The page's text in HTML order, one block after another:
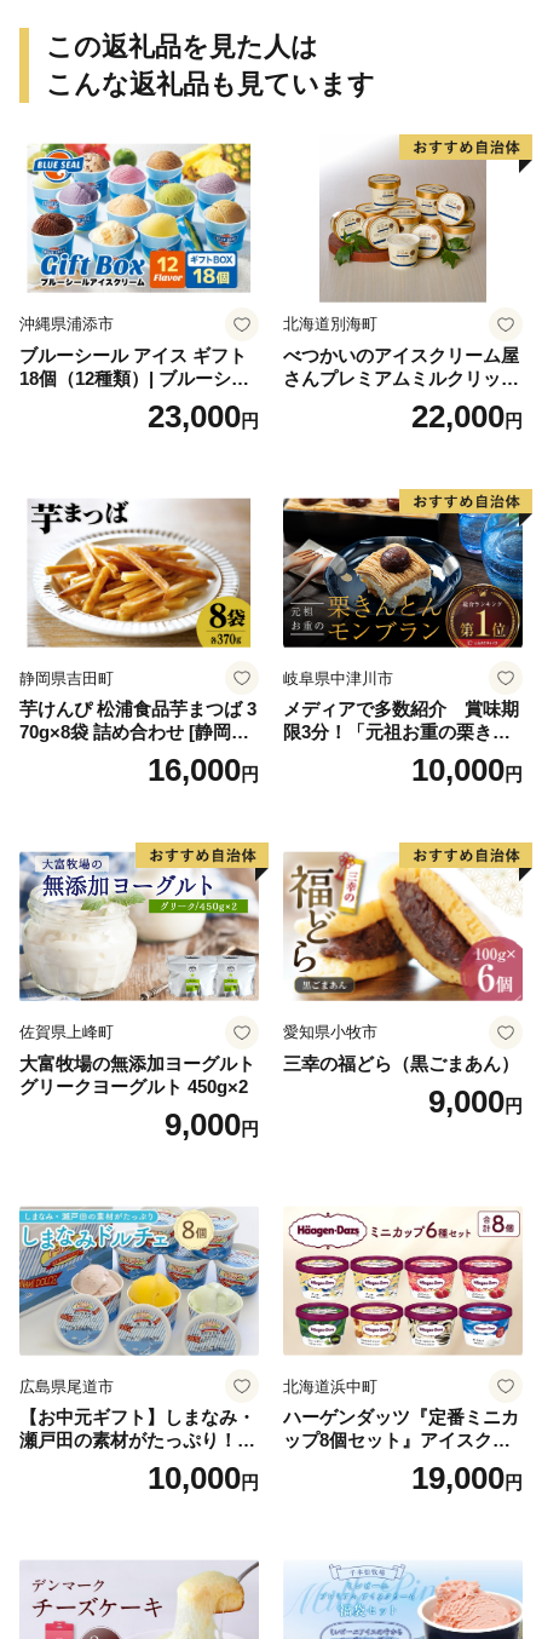
この返礼品を見た人は
こんな返礼品も見ています
沖縄県浦添市
ブルーシール アイス ギフト
18個（12種類）| ブルーシー
ルアイス ブルーシールアイ
スクリーム 着日指定可能 送
誕生日 カップ 詰め合わせ バ
ラエティ | バニラ チョコレー
ト ストロベリー ピスタチオ
バニラ＆クッキー ウベ 沖縄
紅イモ 塩ちんすこう 沖縄シ
ークヮーサー 沖縄黒糖 琉球
ロイヤルミルクティ 沖縄パ
イン
23,000円
北海道別海町
べつかいのアイスクリーム屋
さんプレミアムミルクリッチ
12個（AP-01）（ 北海道アイ
ス 北海道産アイス アイス ア
道産アイス 道産アイスクリ
ーム ギフト 詰合せ 詰め合わ
せ ふるさと納税 ）
22,000円
静岡県吉田町
芋けんぴ 松浦食品芋まつば 3
70g×8袋 詰め合わせ [静岡伊
勢丹(松浦食品) 静岡県 吉田町
22424274] 芋ケンピ セット
16,000円
岐阜県中津川市
メディアで多数紹介 賞味期
限3分！「元祖お重の栗きん
とんモンブラン」 【未来の
ご褒美】スイーツ 栗 モンブ
子 菓子 F4N-2298
10,000円
佐賀県上峰町
大富牧場の無添加ヨーグルト
グリークヨーグルト 450g×2
9,000円
愛知県小牧市
三幸の福どら（黒ごまあん）
9,000円
広島県尾道市
【お中元ギフト】しまなみ・
瀬戸田の素材がたっぷり！ジ
10,000円
北海道浜中町
ハーゲンダッツ『定番ミニカ
ップ8個セット』アイスクリ
ーム アイス スイーツ デザー
19,000円